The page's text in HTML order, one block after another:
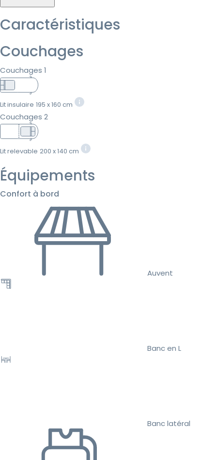
Caractéristiques
Couchages
Couchages 1
Lit insulaire 195 x 160 cm
Couchages 2
Lit relevable 200 x 140 cm
Équipements
Confort à bord
Auvent
Banc en L
Banc latéral